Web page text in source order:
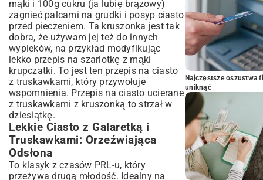
mąki i 100g cukru (ja lubię brązowy)
zagnieć palcami na grudki i posyp ciasto
przed pieczeniem. Ta kruszonka jest tak
dobra, że używam jej też do innych
wypieków, na przykład modyfikując
lekko przepis na szarlotkę z mąki
krupczatki. To jest ten przepis na ciasto
z truskawkami, który przywołuje
wspomnienia. Przepis na ciasto ucierane
z truskawkami z kruszonką to strzał w
dziesiątkę.
Lekkie Ciasto z Galaretką i
Truskawkami: Orzeźwiająca
Odsłona
To klasyk z czasów PRL-u, który
przeżywa drugą młodość. Idealny na
Najczęstsze oszustwa
uniknąć